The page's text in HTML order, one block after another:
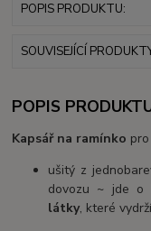
POPIS PRODUKTU:
SOUVISEJÍCÍ
POPIS
Kapsář na ramínko
ušitý z
dovozu ~ jde o
látky, které